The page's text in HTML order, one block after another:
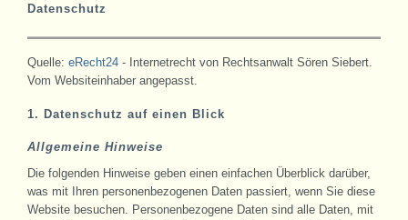
Datenschutz
Quelle: eRecht24 - Internetrecht von Rechtsanwalt Sören Siebert.
Vom Websiteinhaber angepasst.
1. Datenschutz auf einen Blick
Allgemeine Hinweise
Die folgenden Hinweise geben einen einfachen Überblick darüber,
was mit Ihren personenbezogenen Daten passiert, wenn Sie diese
Website besuchen. Personenbezogene Daten sind alle Daten, mit